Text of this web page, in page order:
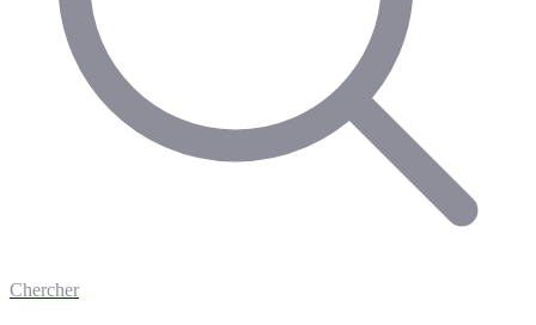
Chercher